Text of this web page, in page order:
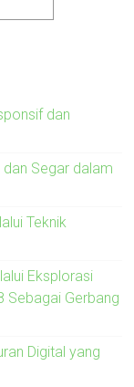
dan
Segar dalam
Teknik
Eksplorasi
Sebagai Gerbang
Digital yang